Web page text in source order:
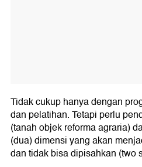
Tidak cukup hanya dengan
dan pelatihan. Tetapi perlu
(tanah objek reforma agraria)
(dua) dimensi yang akan
dan tidak bisa dipisahkan (two